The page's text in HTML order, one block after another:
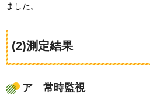
ました。
(2)測定結果
ア 常時監視